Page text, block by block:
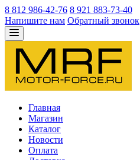
8 812 986-42-76 8 921 883-73-40
Напишите нам Обратный звонок
Главная
Магазин
Каталог
Новости
Оплата